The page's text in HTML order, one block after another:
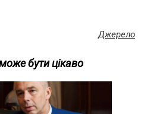
Джерело
бути цікаво